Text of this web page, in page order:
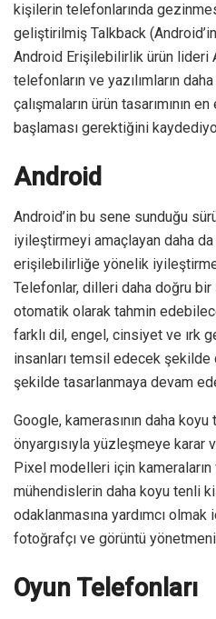
kişilerin telefonlarında
geliştirilmiş Talkback
Android Erişilebilirlik ürün lideri
telefonların ve yazılımların
çalışmaların ürün tasarımının
başlaması gerektiğini
Android
Android’in bu sene sunduğu
iyileştirmeyi amaçlayan daha
erişilebilirliğe yönelik
Telefonlar, dilleri daha doğru
otomatik olarak tahmin
farklı dil, engel, cinsiyet ve ırk
insanları temsil edecek şekilde
şekilde tasarlanmaya devam
Google, kamerasının daha
önyargısıyla yüzleşmeye
Pixel modelleri için kameraların
mühendislerin daha koyu tenli
odaklanmasına yardımcı
fotoğrafçı ve görüntü yönetmeni
Oyun Telefonları